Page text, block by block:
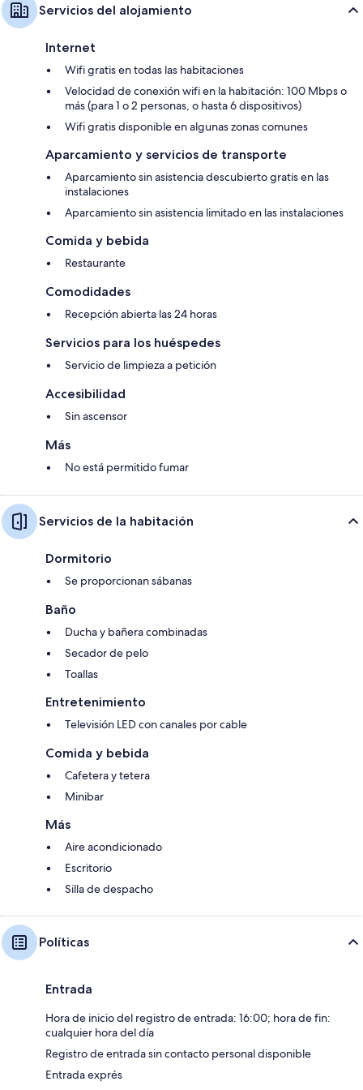
Servicios del alojamiento
Internet
Wifi gratis en todas las habitaciones
Velocidad de conexión wifi en la habitación: 100 Mbps o
más (para 1 o 2 personas, o hasta 6 dispositivos)
Wifi gratis disponible en algunas zonas comunes
Aparcamiento y servicios de transporte
Aparcamiento sin asistencia descubierto gratis en las
instalaciones
Aparcamiento sin asistencia limitado en las instalaciones
Comida y bebida
Restaurante
Comodidades
Recepción abierta las 24 horas
Servicios para los huéspedes
Servicio de limpieza a petición
Accesibilidad
Sin ascensor
Más
No está permitido fumar
Servicios de la habitación
Dormitorio
Se proporcionan sábanas
Baño
Ducha y bañera combinadas
Secador de pelo
Toallas
Entretenimiento
Televisión LED con canales por cable
Comida y bebida
Cafetera y tetera
Minibar
Más
Aire acondicionado
Escritorio
Silla de despacho
Políticas
Entrada
Hora de inicio del registro de entrada: 16:00; hora de fin:
cualquier hora del día
Registro de entrada sin contacto personal disponible
Entrada exprés